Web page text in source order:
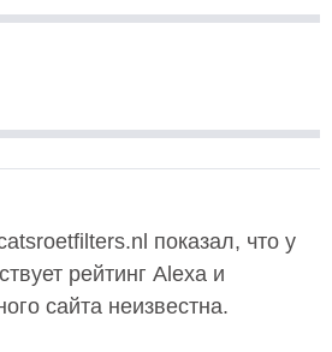
показал, что у
рейтинг Alexa и
сайта неизвестна.